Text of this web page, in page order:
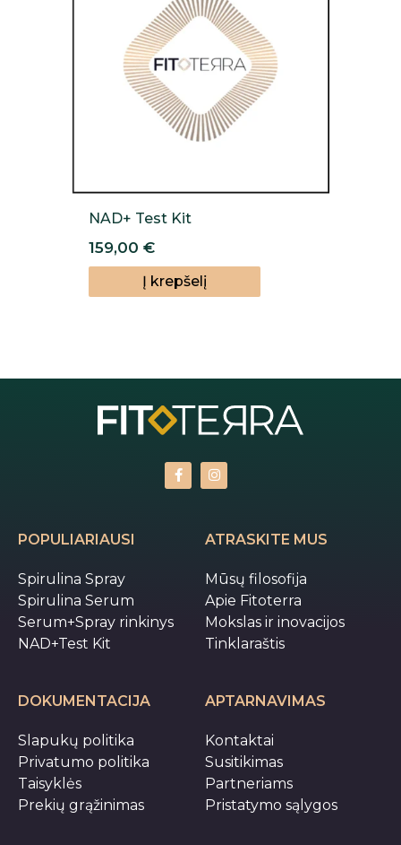
NAD+ Test Kit
159,00€
Į krepšelį
POPULIARIAUSI
Spirulina Spray
Spirulina Serum
Serum+Spray rinkinys
NAD+Test Kit
ATRASKITE MUS
Mūsų filosofija
Apie Fitoterra
Mokslas ir inovacijos
Tinklaraštis
DOKUMENTACIJA
Slapukų politika
Privatumo politika
Taisyklės
Prekių grąžinimas
APTARNAVIMAS
Kontaktai
Susitikimas
Partneriams
Pristatymo sąlygos